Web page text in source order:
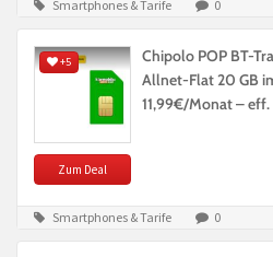
Smartphones & Tarife 0
+5
Zum Deal
Chipolo POP BT-
Allnet-Flat 20 GB
11,99€/Monat –
Smartphones & Tarife 0